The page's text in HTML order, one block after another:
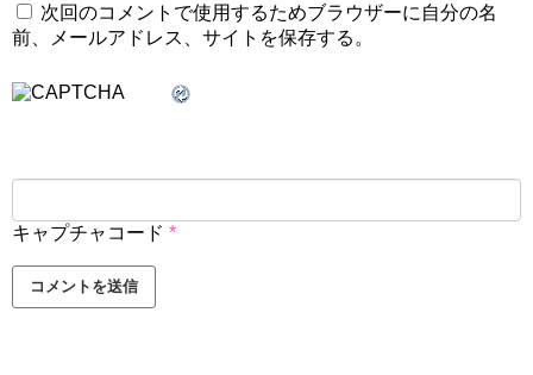
次回のコメントで使用するためブラウザーに自分の名
前、メールアドレス、サイトを保存する。
キャプチャコード *